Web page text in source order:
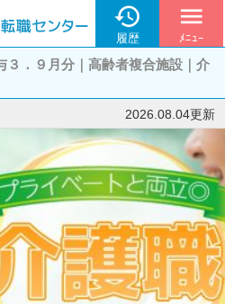

履歴
menu
ﾒﾆｭｰ
３．９月分｜高齢者複合施設｜介
2026.08.04更新